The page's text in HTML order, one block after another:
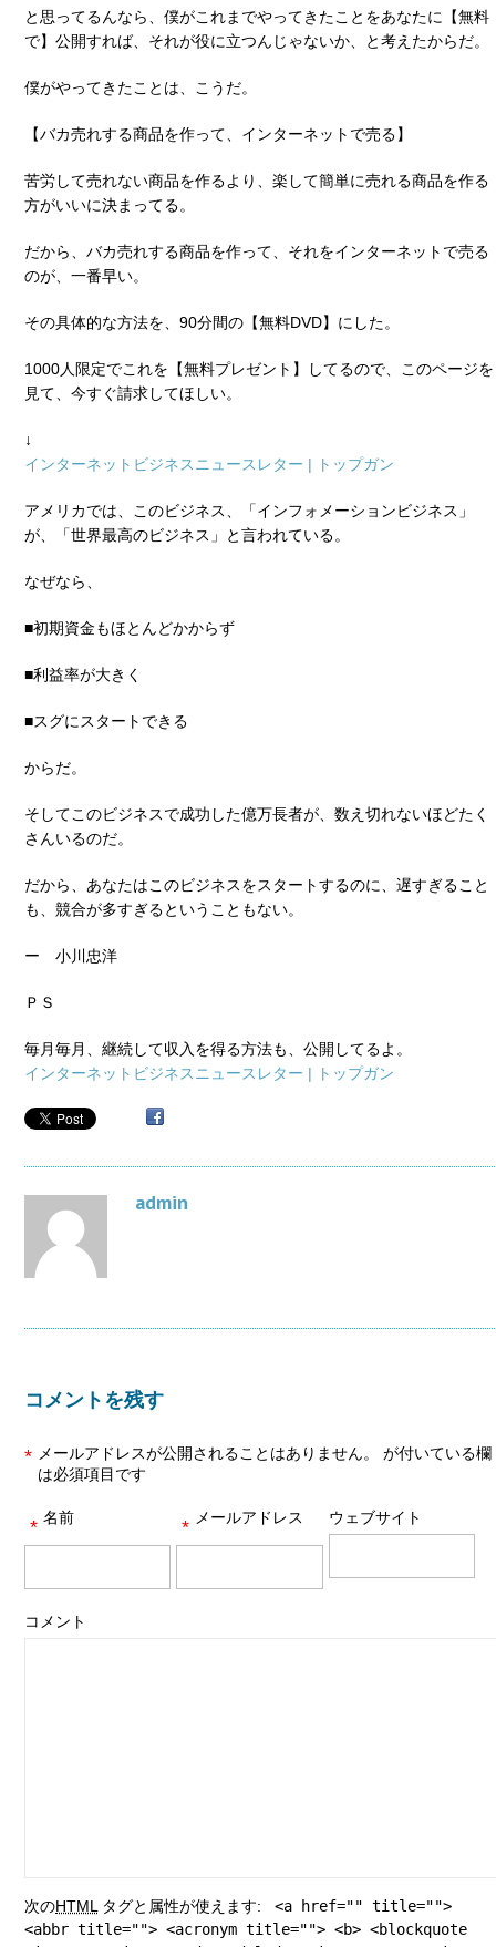
と思ってるんなら、僕がこれまでやってきたことをあなたに【無料
で】公開すれば、それが役に立つんじゃないか、と考えたからだ。
僕がやってきたことは、こうだ。
【バカ売れする商品を作って、インターネットで売る】
苦労して売れない商品を作るより、楽して簡単に売れる商品を作る
方がいいに決まってる。
だから、バカ売れする商品を作って、それをインターネットで売る
のが、一番早い。
その具体的な方法を、90分間の【無料DVD】にした。
1000人限定でこれを【無料プレゼント】してるので、このページを
見て、今すぐ請求してほしい。
↓
インターネットビジネスニュースレター | トップガン
アメリカでは、このビジネス、「インフォメーションビジネス」
が、「世界最高のビジネス」と言われている。
なぜなら、
■初期資金もほとんどかからず
■利益率が大きく
■スグにスタートできる
からだ。
そしてこのビジネスで成功した億万長者が、数え切れないほどたく
さんいるのだ。
だから、あなたはこのビジネスをスタートするのに、遅すぎること
も、競合が多すぎるということもない。
ー 小川忠洋
ＰＳ
毎月毎月、継続して収入を得る方法も、公開してるよ。
インターネットビジネスニュースレター | トップガン
admin
コメントを残す
メールアドレスが公開されることはありません。
*
が付いている欄
は必須項目です
名前
* メールアドレス
* ウェブサイト
コメント
次のHTML タグと属性が使えます:
<a href="" title="">
<abbr title=""> <acronym title=""> <b> <blockquote